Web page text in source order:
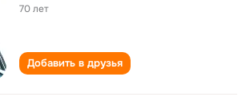
70 лет
Добавить в друзья